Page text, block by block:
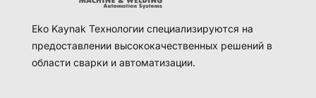
Eko Kaynak Технологии специализируются на
предоставлении высококачественных решений в
области сварки и автоматизации.